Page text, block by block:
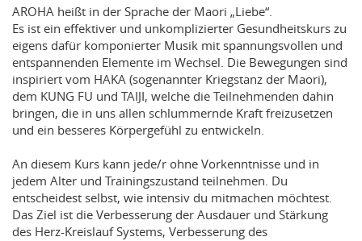
AROHA heißt in der Sprache der Maori „Liebe“.
Es ist ein effektiver und unkomplizierter Gesundheitskurs zu
eigens dafür komponierter Musik mit spannungsvollen und
entspannenden Elemente im Wechsel. Die Bewegungen sind
inspiriert vom HAKA (sogenannter Kriegstanz der Maori),
dem KUNG FU und TAIJI, welche die Teilnehmenden dahin
bringen, die in uns allen schlummernde Kraft freizusetzen
und ein besseres Körpergefühl zu entwickeln.
An diesem Kurs kann jede/r ohne Vorkenntnisse und in
jedem Alter und Trainingszustand teilnehmen. Du
entscheidest selbst, wie intensiv du mitmachen möchtest.
Das Ziel ist die Verbesserung der Ausdauer und Stärkung
des Herz-Kreislauf Systems, Verbesserung des